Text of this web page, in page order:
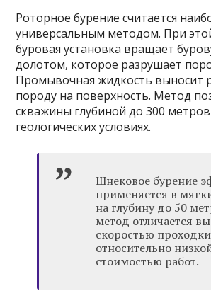
Роторное бурение считается
универсальным методом. При
буровая установка вращает
долотом, которое разрушает
Промывочная жидкость выносит
породу на поверхность. Метод
скважины глубиной до 300
геологических условиях.
Шнековое бурение
применяется в
на глубину до 50
метод отличается
скоростью
относительно
стоимостью работ.